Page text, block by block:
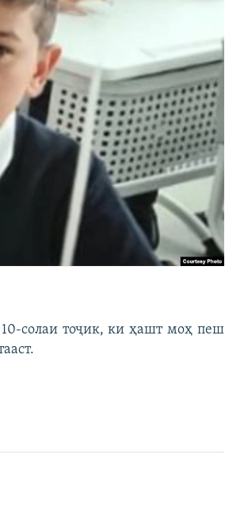
солаи тоҷик, ки ҳашт моҳ пеш